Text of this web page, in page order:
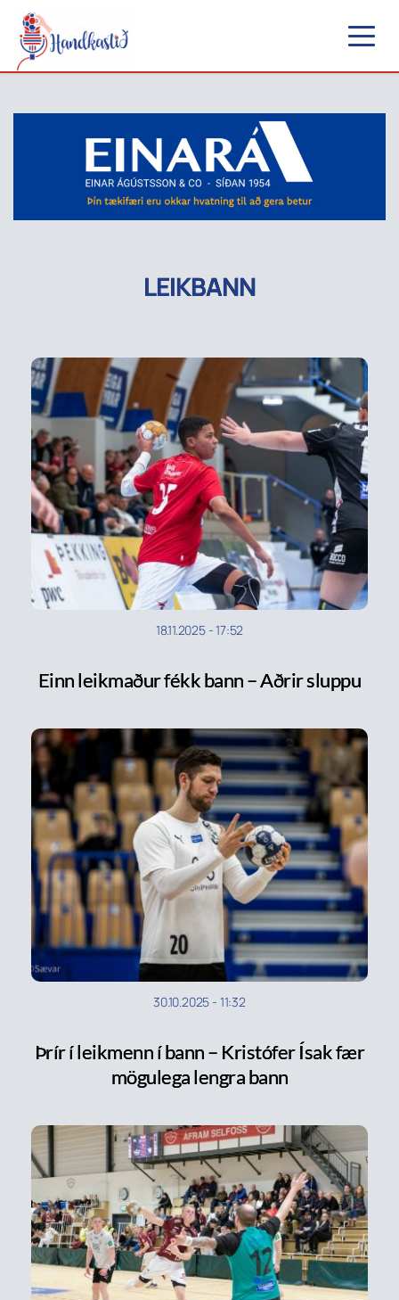
LEIKBANN
18.11.2025-17:52
Einn leikmaður fékk bann – Aðrir sluppu
30.10.2025 - 11:32
Þrír í leikmenn í bann – Kristófer Ísak fær
mögulega lengra bann